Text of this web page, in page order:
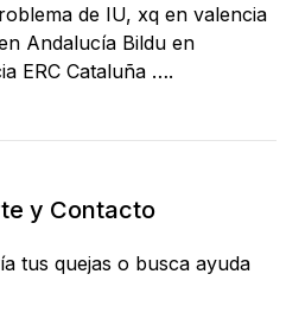
de IU, xq en valencia
Andalucía Bildu en
ERC Cataluña ….
y Contacto
tus quejas o busca ayuda